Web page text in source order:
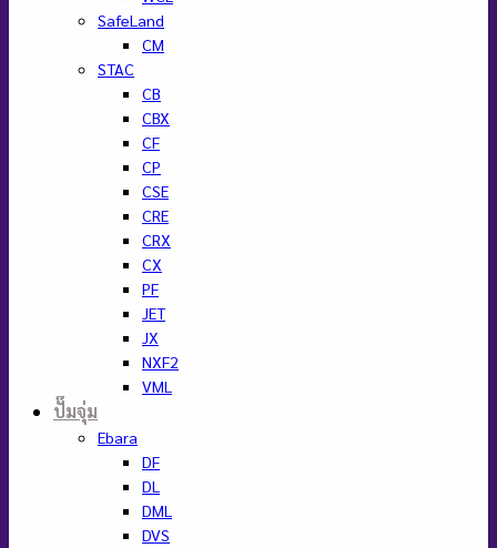
SafeLand
CM
STAC
CB
CBX
CF
CP
CSE
CRE
CRX
CX
PF
JET
JX
NXF2
VML
ปั๊มจุ่ม
Ebara
DF
DL
DML
DVS